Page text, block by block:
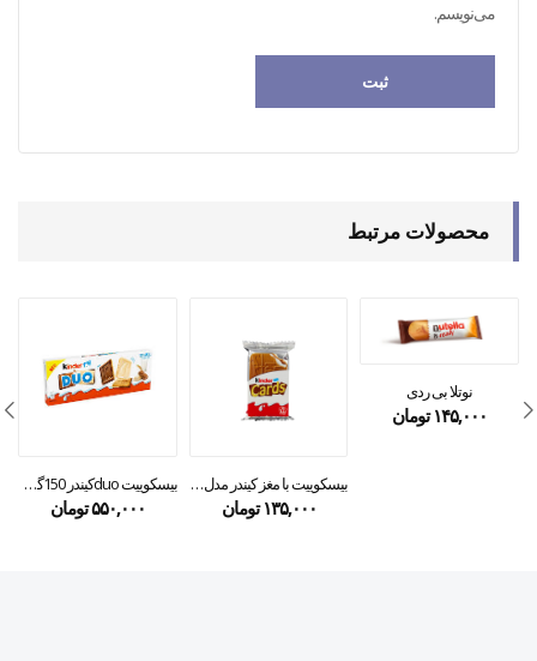
می‌نویسم.
محصولات مرتبط
نوتلا بی ردی
۱۴۵,۰۰۰ تومان
بیسکوییت با مغز کیندر مدل کارتز۲۵ گرمی
۱۳۵,۰۰۰ تومان
بیسکوییت duoکیندر 150گرمی
۵۵۰,۰۰۰تومان